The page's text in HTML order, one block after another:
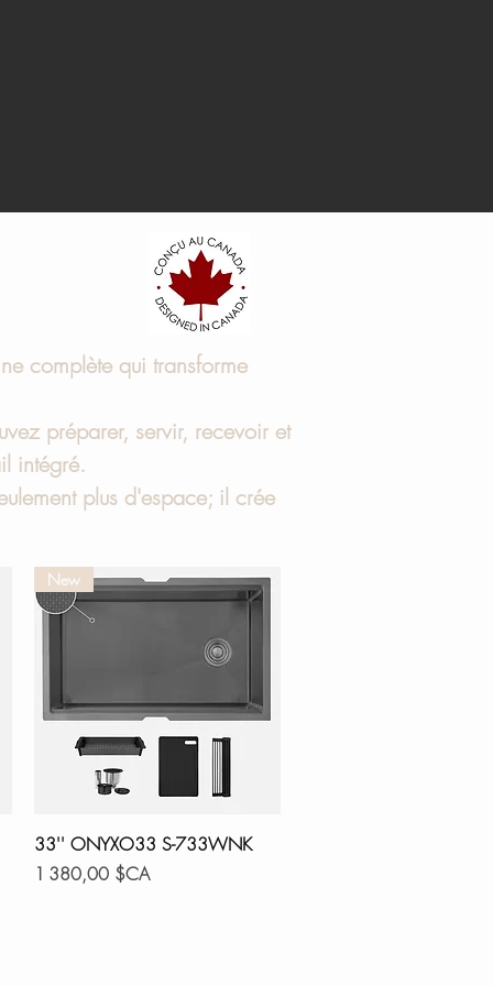
complète qui transforme
préparer, servir, recevoir et
intégré.
plus d'espace; il crée
Aperçu rapide
New
33'' ONYXO33 S-733WNK
Prix
1 380,00 $CA